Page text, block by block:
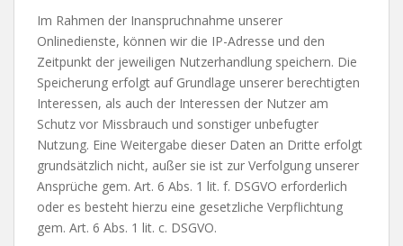
Im Rahmen der Inanspruchnahme unserer
Onlinedienste, können wir die IP-Adresse und den
Zeitpunkt der jeweiligen Nutzerhandlung speichern. Die
Speicherung erfolgt auf Grundlage unserer berechtigten
Interessen, als auch der Interessen der Nutzer am
Schutz vor Missbrauch und sonstiger unbefugter
Nutzung. Eine Weitergabe dieser Daten an Dritte erfolgt
grundsätzlich nicht, außer sie ist zur Verfolgung unserer
Ansprüche gem. Art. 6 Abs. 1 lit. f. DSGVO erforderlich
oder es besteht hierzu eine gesetzliche Verpflichtung
gem. Art. 6 Abs. 1 lit. c. DSGVO.